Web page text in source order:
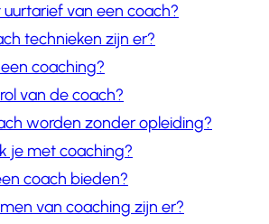
uurtarief van een coach?
technieken zijn er?
coaching?
van de coach?
worden zonder opleiding?
je met coaching?
coach bieden?
van coaching zijn er?